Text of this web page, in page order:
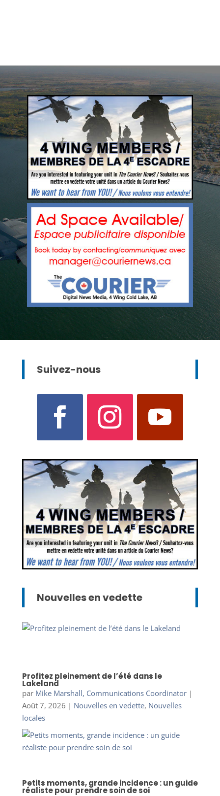
Suivez-nous
Nouvelles en vedette
Profitez pleinement de l’été dans le
Lakeland
par Mike Marshall, Communications Coordinator|
Août 7, 2026 | Nouvelles en vedette, Nouvelles
locales
Petits moments, grande incidence : un guide
réaliste pour prendre soin de soi